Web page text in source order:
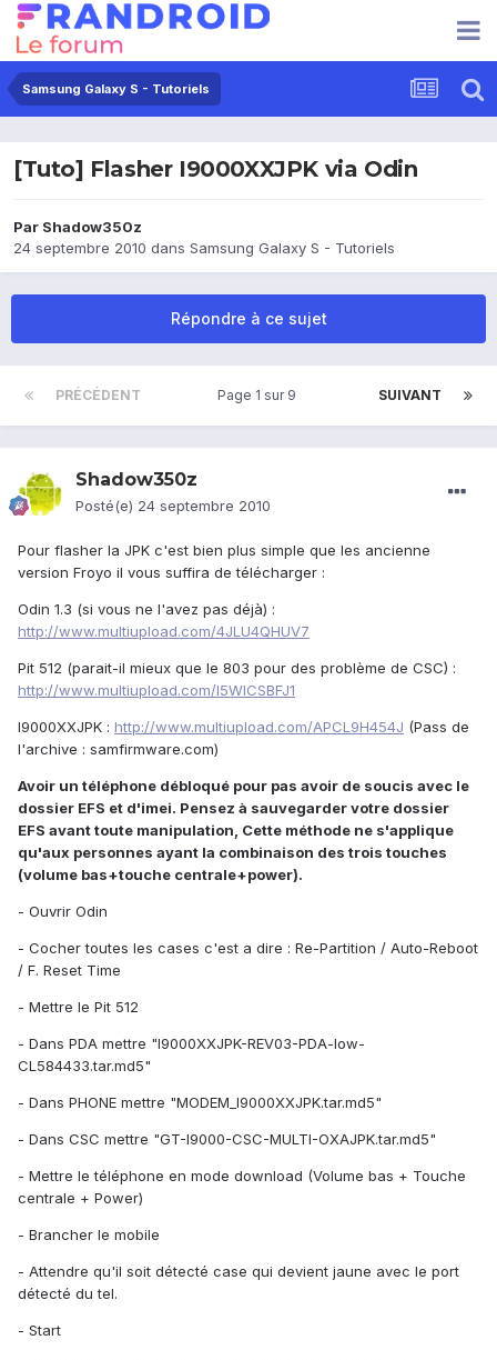
Samsung Galaxy S - Tutoriels
[Tuto] Flasher I9000XXJPK via Odin
Par Shadow350z
24 septembre 2010 dans Samsung Galaxy S - Tutoriels
Répondre à ce sujet
PRÉCÉDENT SUIVANT
Page 1 sur 9
Shadow350z
Posté(e) 24 septembre 2010
Pour flasher la JPK c'est bien plus simple que les ancienne
version Froyo il vous suffira de télécharger :
Odin 1.3 (si vous ne l'avez pas déjà) :
http://www.multiupload.com/4JLU4QHUV7
Pit 512 (parait-il mieux que le 803 pour des problème de CSC) :
http://www.multiupload.com/I5WICSBFJ1
I9000XXJPK : http://www.multiupload.com/APCL9H454J (Pass de
l'archive : samfirmware.com)
Avoir un téléphone débloqué pour pas avoir de soucis avec le
dossier EFS et d'imei. Pensez à sauvegarder votre dossier
EFS avant toute manipulation, Cette méthode ne s'applique
qu'aux personnes ayant la combinaison des trois touches
(volume bas+touche centrale+power).
- Ouvrir Odin
- Cocher toutes les cases c'est a dire : Re-Partition / Auto-Reboot
/ F. Reset Time
- Mettre le Pit 512
- Dans PDA mettre "I9000XXJPK-REV03-PDA-low-
CL584433.tar.md5"
- Dans PHONE mettre "MODEM_I9000XXJPK.tar.md5"
- Dans CSC mettre "GT-I9000-CSC-MULTI-OXAJPK.tar.md5"
- Mettre le téléphone en mode download (Volume bas + Touche
centrale + Power)
- Brancher le mobile
- Attendre qu'il soit détecté case qui devient jaune avec le port
détecté du tel.
- Start